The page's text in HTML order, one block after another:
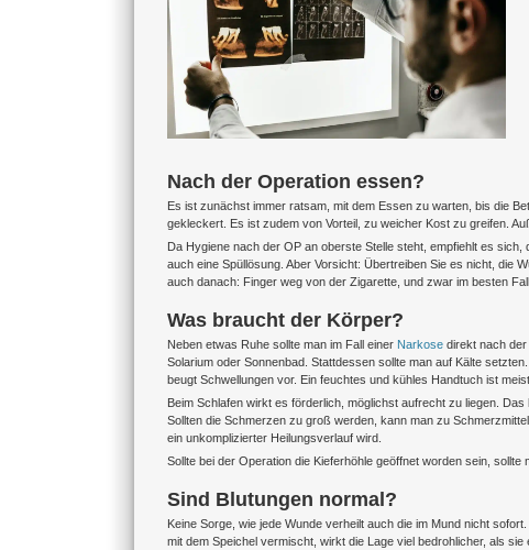
Nach der Operation essen?
Es ist zunächst immer ratsam, mit dem Essen zu warten, bis die
gekleckert. Es ist zudem von Vorteil, zu weicher Kost zu greifen.
Da Hygiene nach der OP an oberste Stelle steht, empfiehlt es
auch eine Spüllösung. Aber Vorsicht: Übertreiben Sie es nicht, die
auch danach: Finger weg von der Zigarette, und zwar im besten
Was braucht der Körper?
Neben etwas Ruhe sollte man im Fall einer Narkose direkt nach
Solarium oder Sonnenbad. Stattdessen sollte man auf Kälte
beugt Schwellungen vor. Ein feuchtes und kühles Handtuch ist
Beim Schlafen wirkt es förderlich, möglichst aufrecht zu liegen.
Sollten die Schmerzen zu groß werden, kann man zu
ein unkomplizierter Heilungsverlauf wird.
Sollte bei der Operation die Kieferhöhle geöffnet worden sein,
Sind Blutungen normal?
Keine Sorge, wie jede Wunde verheilt auch die im Mund nicht
mit dem Speichel vermischt, wirkt die Lage viel bedrohlicher, als